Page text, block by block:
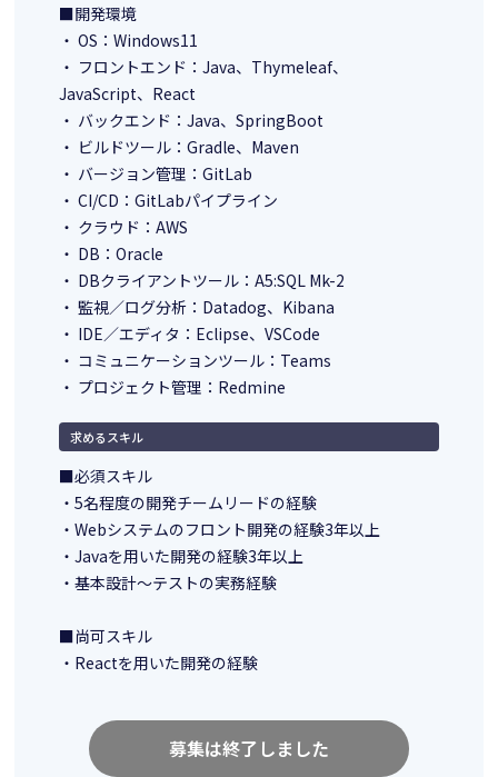
■開発環境
・ OS：Windows11
・ フロントエンド：Java、Thymeleaf、
JavaScript、React
・ バックエンド：Java、SpringBoot
・ ビルドツール：Gradle、Maven
・ バージョン管理：GitLab
・ CI/CD：GitLabパイプライン
・ クラウド：AWS
・ DB：Oracle
・ DBクライアントツール：A5:SQL Mk-2
・ 監視／ログ分析：Datadog、Kibana
・ IDE／エディタ：Eclipse、VSCode
・ コミュニケーションツール：Teams
・ プロジェクト管理：Redmine
求めるスキル
■必須スキル
・5名程度の開発チームリードの経験
・Webシステムのフロント開発の経験3年以上
・Javaを用いた開発の経験3年以上
・基本設計～テストの実務経験
■尚可スキル
・Reactを用いた開発の経験
募集は終了しました